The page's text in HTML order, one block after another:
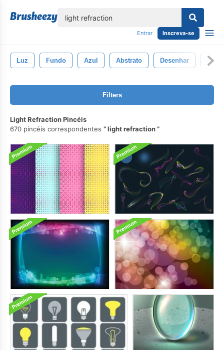
Entrar Inscreva-se
Luz Fundo Azul Abstrato Desenhar
Filters
Light Refraction Pincéis
670 pincéis correspondentes
light refraction